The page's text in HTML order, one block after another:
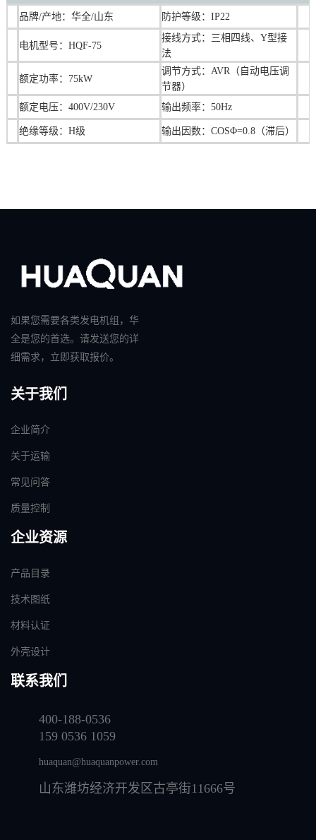
品牌/产地：华全/山东 防护等级：IP22
电机型号：HQF-75
接线方式：三相四线、Y型接
法
额定功率：75kW
调节方式：AVR（自动电压调
节器）
额定电压：400V/230V
输出频率：50Hz
绝缘等级：H级 输出因数：COSΦ=0.8（滞后）
如果您需要各类发电机组，华
全是您的首选。请发送您的详
细需求，立即获取报价。
关于我们
企业简介
关于运输
常见问答
质量控制
企业资源
产品目录
技术图纸
材料认证
外壳设计
联系我们
400-188-0536
159 0536 1059
huaquan@huaquanpower.com
山东潍坊经济开发区古亭街11666号